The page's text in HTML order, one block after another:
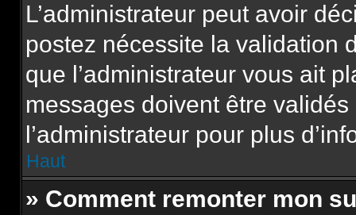
L’administrateur peut avoir
postez nécessite la validation
que l’administrateur vous ait
messages doivent être
l’administrateur pour plus
Haut
» Comment remonter mon